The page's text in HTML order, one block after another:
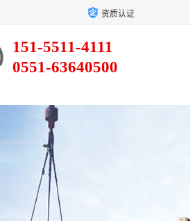
资质认证
151-5511-4111
0551-63640500